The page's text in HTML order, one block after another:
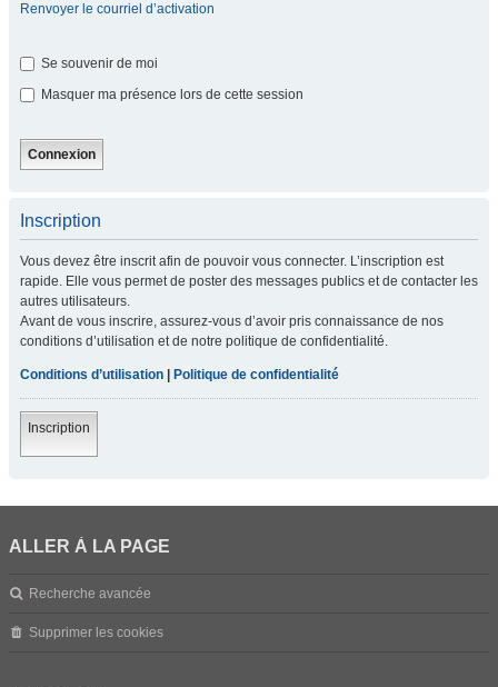
Renvoyer le courriel d’activation
Se souvenir de moi
Masquer ma présence lors de cette session
Inscription
Vous devez être inscrit afin de pouvoir vous connecter. L’inscription est
rapide. Elle vous permet de poster des messages publics et de contacter les
autres utilisateurs.
Avant de vous inscrire, assurez-vous d’avoir pris connaissance de nos
conditions d’utilisation et de notre politique de confidentialité.
Conditions d’utilisation Politique de confidentialité
Inscription
ALLER À LA PAGE
Recherche avancée
Supprimer les cookies